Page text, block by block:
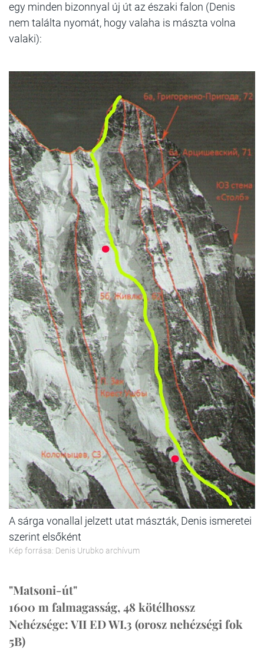
egy minden bizonnyal új út az északi falon (Denis
nem találta nyomát, hogy valaha is mászta volna
valaki):
A sárga vonallal jelzett utat mászták, Denis ismeretei
szerint elsőként
Kép forrása: Denis Urubko archívum
"Matsoni-út"
1600 m falmagasság, 48 kötélhossz
Nehézsége: VII ED WI.3 (orosz nehézségi fok
5B)